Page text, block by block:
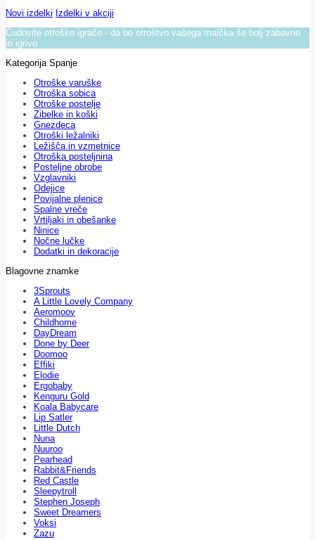
Novi izdelki Izdelki v akciji
Čudovite otroške igrače - da bo otroštvo vašega malčka še bolj zabavno
in igrivo.
Kategorija Spanje
Otroške varuške
Otroška sobica
Otroške postelje
Zibelke in koški
Gnezdeca
Otroški ležalniki
Ležišča in vzmetnice
Otroška posteljnina
Posteljne obrobe
Vzglavniki
Odejice
Povijalne plenice
Spalne vreče
Vrtiljaki in obešanke
Ninice
Nočne lučke
Dodatki in dekoracije
Blagovne znamke
3Sprouts
A Little Lovely Company
Aeromoov
Childhome
DayDream
Done by Deer
Doomoo
Effiki
Elodie
Ergobaby
Kenguru Gold
Koala Babycare
Lip Satler
Little Dutch
Nuna
Nuuroo
Pearhead
Rabbit&Friends
Red Castle
Sleepytroll
Stephen Joseph
Sweet Dreamers
Voksi
Zazu